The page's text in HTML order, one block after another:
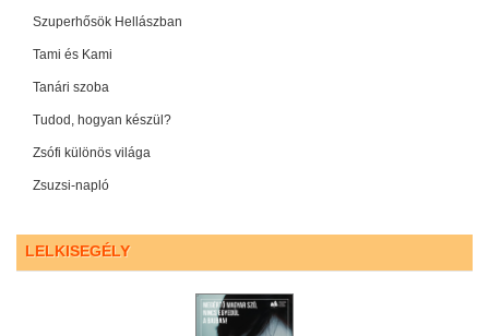
Szuperhősök Hellászban
Tami és Kami
Tanári szoba
Tudod, hogyan készül?
Zsófi különös világa
Zsuzsi-napló
LELKISEGÉLY